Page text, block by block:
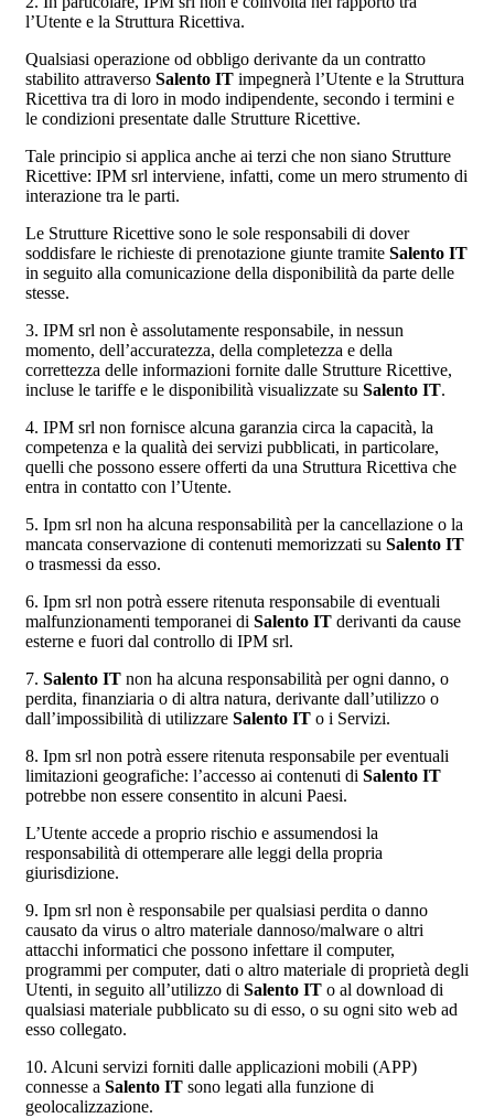
l’Utente e la Struttura Ricettiva.
Qualsiasi operazione od obbligo derivante da un contratto
stabilito attraverso Salento IT impegnerà l’Utente e la Struttura
Ricettiva tra di loro in modo indipendente, secondo i termini e
le condizioni presentate dalle Strutture Ricettive.
Tale principio si applica anche ai terzi che non siano Strutture
Ricettive: IPM srl interviene, infatti, come un mero strumento di
interazione tra le parti.
Le Strutture Ricettive sono le sole responsabili di dover
soddisfare le richieste di prenotazione giunte tramite Salento IT
in seguito alla comunicazione della disponibilità da parte delle
stesse.
3. IPM srl non è assolutamente responsabile, in nessun
momento, dell’accuratezza, della completezza e della
correttezza delle informazioni fornite dalle Strutture Ricettive,
incluse le tariffe e le disponibilità visualizzate su Salento IT.
4. IPM srl non fornisce alcuna garanzia circa la capacità, la
competenza e la qualità dei servizi pubblicati, in particolare,
quelli che possono essere offerti da una Struttura Ricettiva che
entra in contatto con l’Utente.
5. Ipm srl non ha alcuna responsabilità per la cancellazione o la
mancata conservazione di contenuti memorizzati su Salento IT
o trasmessi da esso.
6. Ipm srl non potrà essere ritenuta responsabile di eventuali
malfunzionamenti temporanei di Salento IT derivanti da cause
esterne e fuori dal controllo di IPM srl.
7. Salento IT non ha alcuna responsabilità per ogni danno, o
perdita, finanziaria o di altra natura, derivante dall’utilizzo o
dall’impossibilità di utilizzare Salento IT o i Servizi.
8. Ipm srl non potrà essere ritenuta responsabile per eventuali
limitazioni geografiche: l’accesso ai contenuti di Salento IT
potrebbe non essere consentito in alcuni Paesi.
L’Utente accede a proprio rischio e assumendosi la
responsabilità di ottemperare alle leggi della propria
giurisdizione.
9. Ipm srl non è responsabile per qualsiasi perdita o danno
causato da virus o altro materiale dannoso/malware o altri
attacchi informatici che possono infettare il computer,
programmi per computer, dati o altro materiale di proprietà degli
Utenti, in seguito all’utilizzo di Salento IT o al download di
qualsiasi materiale pubblicato su di esso, o su ogni sito web ad
esso collegato.
10. Alcuni servizi forniti dalle applicazioni mobili (APP)
connesse a Salento IT sono legati alla funzione di
geolocalizzazione.